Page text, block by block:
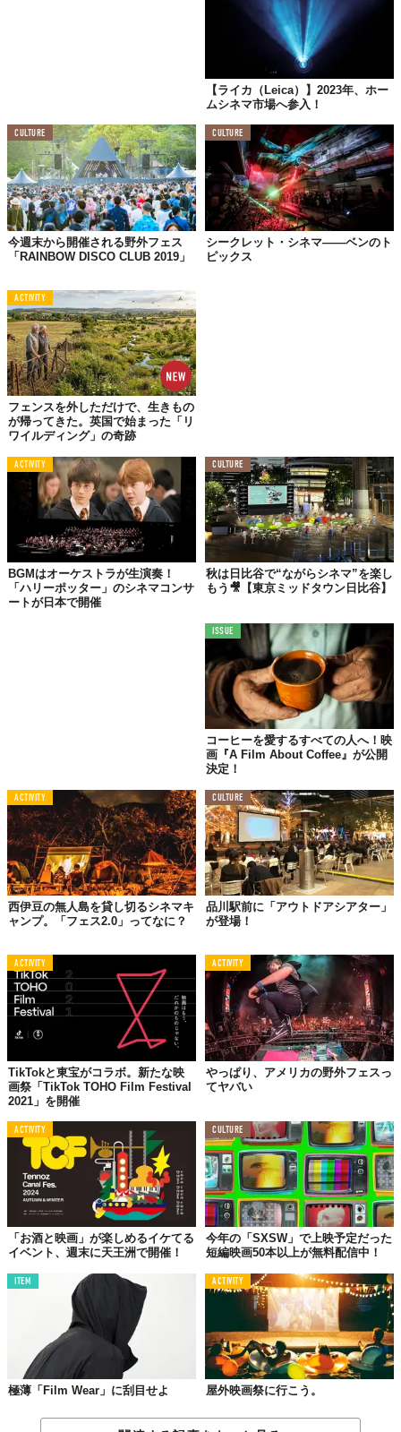
屋上で「ホットドッグ×映画」なんてたまりません。
【ニューヨーク】
摩天楼の中の映画館！
【ライカ（Leica）】2023年、ホー
ムシネマ市場へ参入！
CULTURE
今週末から開催される野外フェス
「RAINBOW DISCO CLUB 2019」
CULTURE
シークレット・シネマ――ベンのト
ピックス
ACTIVITY
フェンスを外しただけで、生きもの
が帰ってきた。英国で始まった「リ
ワイルディング」の奇跡
ACTIVITY
BGMはオーケストラが生演奏！
「ハリーポッター」のシネマコンサ
ートが日本で開催
CULTURE
秋は日比谷で“ながらシネマ”を楽し
もう🎥【東京ミッドタウン日比谷】
ISSUE
コーヒーを愛するすべての人へ！映
画『A Film About Coffee』が公開
決定！
ACTIVITY
西伊豆の無人島を貸し切るシネマキ
ャンプ。「フェス2.0」ってなに？
CULTURE
品川駅前に「アウトドアシアター」
が登場！
ACTIVITY
TikTokと東宝がコラボ。新たな映
画祭「TikTok TOHO Film Festival
2021」を開催
ACTIVITY
やっぱり、アメリカの野外フェスっ
てヤバい
ACTIVITY
「お酒と映画」が楽しめるイケてる
イベント、週末に天王洲で開催！
CULTURE
今年の「SXSW」で上映予定だった
短編映画50本以上が無料配信中！
ITEM
極薄「Film Wear」に刮目せよ
ACTIVITY
屋外映画祭に行こう。